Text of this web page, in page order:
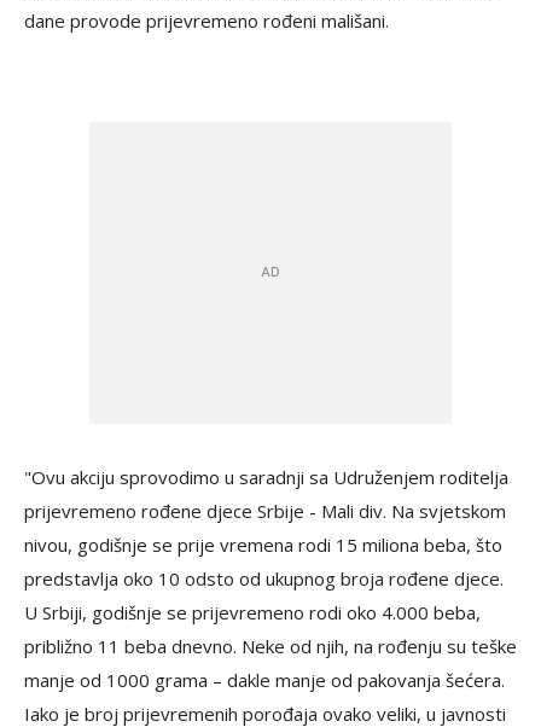
dane provode prijevremeno rođeni mališani.
"Ovu akciju sprovodimo u saradnji sa Udruženjem roditelja
prijevremeno rođene djece Srbije - Mali div. Na svjetskom
nivou, godišnje se prije vremena rodi 15 miliona beba, što
predstavlja oko 10 odsto od ukupnog broja rođene djece.
U Srbiji, godišnje se prijevremeno rodi oko 4.000 beba,
približno 11 beba dnevno. Neke od njih, na rođenju su teške
manje od 1000 grama – dakle manje od pakovanja šećera.
Iako je broj prijevremenih porođaja ovako veliki, u javnosti